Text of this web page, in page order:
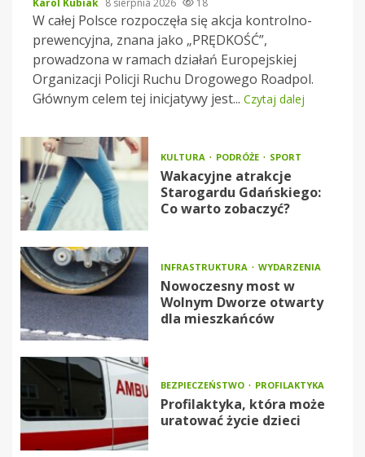
Karol Kubiak 8 sierpnia 2026 18
W całej Polsce rozpoczęła się akcja kontrolno-
prewencyjna, znana jako „PRĘDKOŚĆ”,
prowadzona w ramach działań Europejskiej
Organizacji Policji Ruchu Drogowego Roadpol.
Głównym celem tej inicjatywy jest... Czytaj dalej
KULTURA PODRÓŻE SPORT
Wakacyjne atrakcje
Starogardu Gdańskiego:
Co warto zobaczyć?
INFRASTRUKTURA WYDARZENIA
Nowoczesny most w
Wolnym Dworze otwarty
dla mieszkańców
BEZPIECZEŃSTWO PROFILAKTYKA
Profilaktyka, która może
uratować życie dzieci